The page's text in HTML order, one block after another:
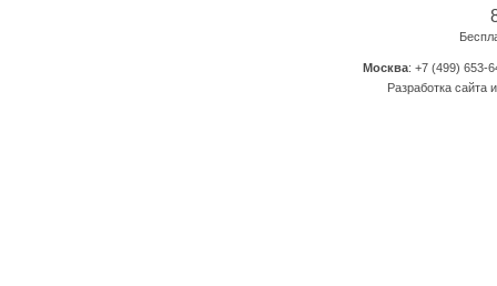
Москва: +7 (499) 653-
Разработка сайта